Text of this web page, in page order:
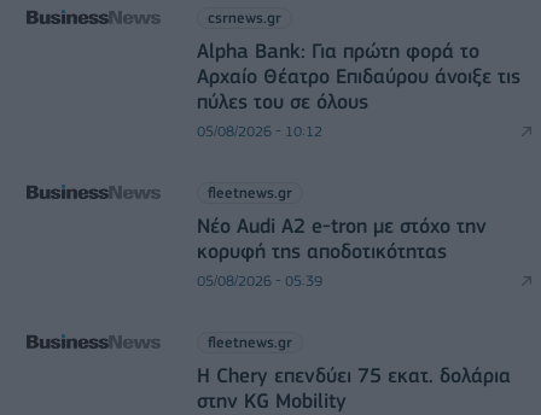
csrnews.gr
Alpha Bank: Για πρώτη φορά το
Αρχαίο Θέατρο Επιδαύρου άνοιξε τις
πύλες του σε όλους
05/08/2026 - 10:12
fleetnews.gr
Νέο Audi A2 e-tron με στόχο την
κορυφή της αποδοτικότητας
05/08/2026 - 05:39
fleetnews.gr
Η Chery επενδύει 75 εκατ. δολάρια
στην KG Mobility